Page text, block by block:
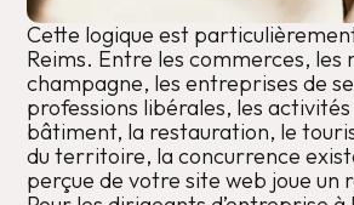
Cette logique est
Reims. Entre les commerces, les
champagne, les entreprises de
professions libérales, les
bâtiment, la restauration, le
du territoire, la concurrence
perçue de votre site web joue un